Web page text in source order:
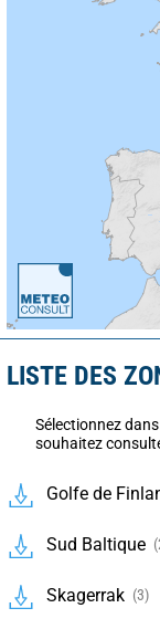
LISTE DES
Sélectionnez
souhaitez
Golfe de
Sud Baltique
Skagerrak (3)